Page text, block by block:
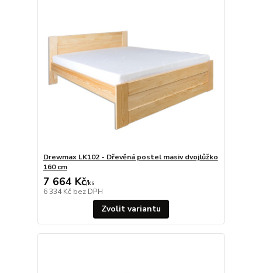
Drewmax LK102 - Dřevěná postel masiv dvojlůžko
160 cm
7 664 Kč/ks
6 334 Kč bez DPH
Zvolit variantu